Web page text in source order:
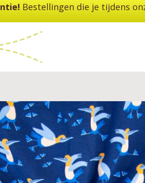
Bestellingen die je tijdens